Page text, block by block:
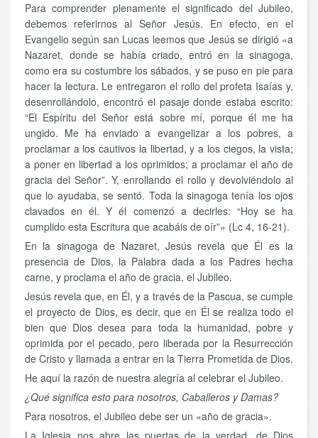
Para comprender plenamente el significado del Jubileo,
debemos referirnos al Señor Jesús. En efecto, en el
Evangelio según san Lucas leemos que Jesús se dirigió «a
Nazaret, donde se había criado, entró en la sinagoga,
como era su costumbre los sábados, y se puso en pie para
hacer la lectura. Le entregaron el rollo del profeta Isaías y,
desenrollándolo, encontró el pasaje donde estaba escrito:
“El Espíritu del Señor está sobre mí, porque él me ha
ungido. Me ha enviado a evangelizar a los pobres, a
proclamar a los cautivos la libertad, y a los ciegos, la vista;
a poner en libertad a los oprimidos; a proclamar el año de
gracia del Señor”. Y, enrollando el rollo y devolviéndolo al
que lo ayudaba, se sentó. Toda la sinagoga tenía los ojos
clavados en él. Y él comenzó a decirles: “Hoy se ha
cumplido esta Escritura que acabáis de oír”» (Lc 4, 16-21).
En la sinagoga de Nazaret, Jesús revela que Él es la
presencia de Dios, la Palabra dada a los Padres hecha
carne, y proclama el año de gracia, el Jubileo.
Jesús revela que, en Él, y a través de la Pascua, se cumple
el proyecto de Dios, es decir, que en Él se realiza todo el
bien que Dios desea para toda la humanidad, pobre y
oprimida por el pecado, pero liberada por la Resurrección
de Cristo y llamada a entrar en la Tierra Prometida de Dios.
He aquí la razón de nuestra alegría al celebrar el Jubileo.
¿Qué significa esto para nosotros, Caballeros y Damas?
Para nosotros, el Jubileo debe ser un «año de gracia».